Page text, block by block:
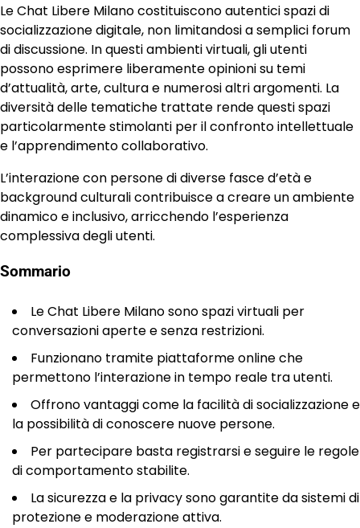
Le Chat Libere Milano costituiscono autentici spazi di
socializzazione digitale, non limitandosi a semplici forum
di discussione. In questi ambienti virtuali, gli utenti
possono esprimere liberamente opinioni su temi
d’attualità, arte, cultura e numerosi altri argomenti. La
diversità delle tematiche trattate rende questi spazi
particolarmente stimolanti per il confronto intellettuale
e l’apprendimento collaborativo.
L’interazione con persone di diverse fasce d’età e
background culturali contribuisce a creare un ambiente
dinamico e inclusivo, arricchendo l’esperienza
complessiva degli utenti.
Sommario
Le Chat Libere Milano sono spazi virtuali per
conversazioni aperte e senza restrizioni.
Funzionano tramite piattaforme online che
permettono l’interazione in tempo reale tra utenti.
Offrono vantaggi come la facilità di socializzazione e
la possibilità di conoscere nuove persone.
Per partecipare basta registrarsi e seguire le regole
di comportamento stabilite.
La sicurezza e la privacy sono garantite da sistemi di
protezione e moderazione attiva.